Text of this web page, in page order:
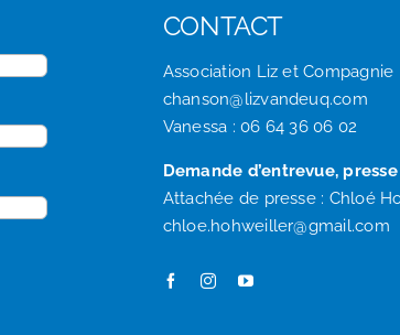
CONTACT
Association Liz et Compagnie
chanson@lizvandeuq.com
Vanessa : 06 64 36 06 02
Demande d’entrevue, presse
Attachée de presse : Chloé
chloe.hohweiller@gmail.com